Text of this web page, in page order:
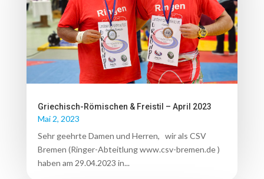
Griechisch-Römischen & Freistil – April 2023
Mai 2, 2023
Sehr geehrte Damen und Herren, wir als CSV
Bremen (Ringer-Abteitlung www.csv-bremen.de )
haben am 29.04.2023 in...